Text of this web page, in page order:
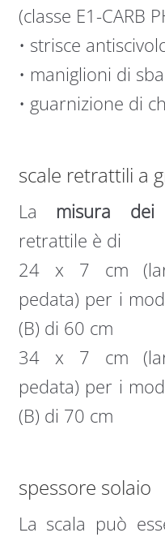
(classe E1-CARB
• strisce
• maniglioni di
• guarnizione di
scale retrattili a
La misura dei
retrattile è di
24 x 7 cm
pedata) per i
(B) di 60 cm
34 x 7 cm
pedata) per i
(B) di 70 cm
spessore solaio
La scala può